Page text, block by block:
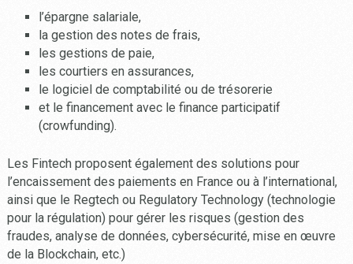
l’épargne salariale,
la gestion des notes de frais,
les gestions de paie,
les courtiers en assurances,
le logiciel de comptabilité ou de trésorerie
et le financement avec le finance participatif
(crowfunding).
Les Fintech proposent également des solutions pour
l’encaissement des paiements en France ou à l’international,
ainsi que le Regtech ou Regulatory Technology (technologie
pour la régulation) pour gérer les risques (gestion des
fraudes, analyse de données, cybersécurité, mise en œuvre
de la Blockchain, etc.)